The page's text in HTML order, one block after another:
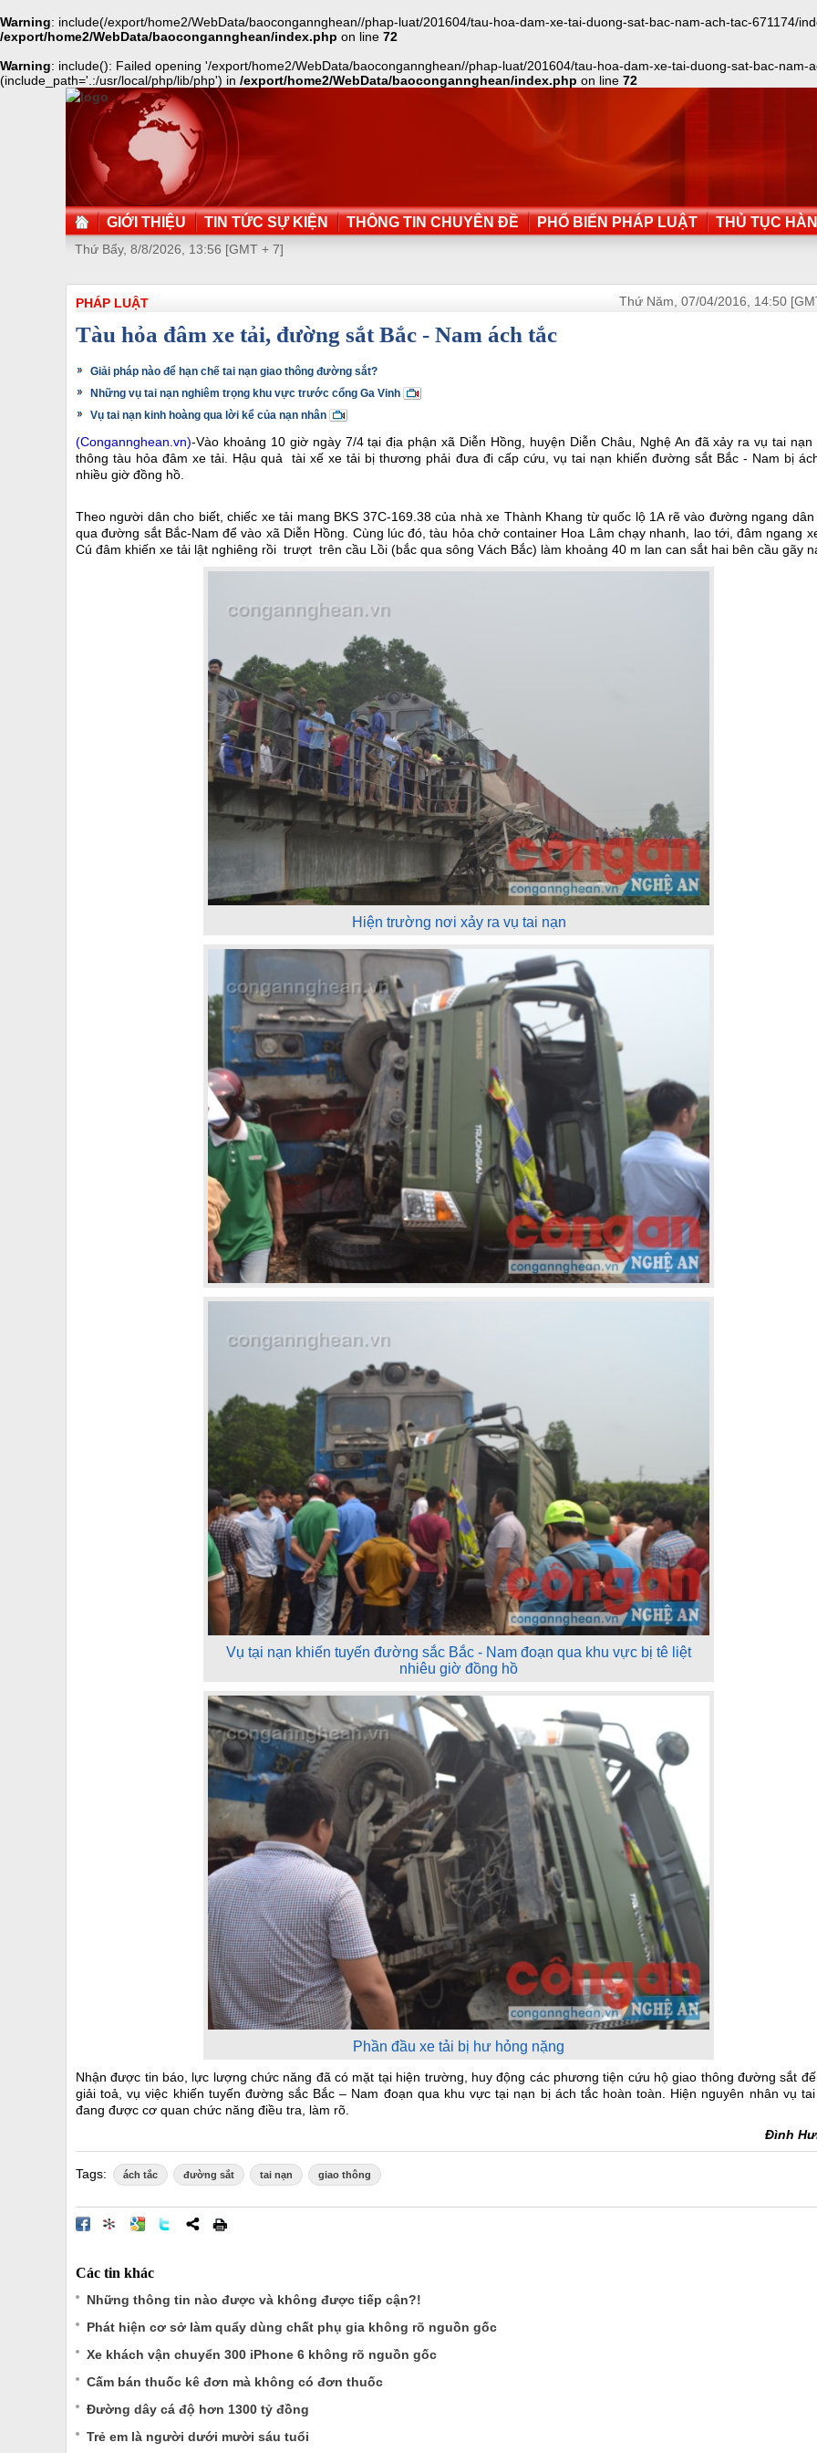
Warning: include(/export/home2/WebData/baocongannghean//phap-luat/201604/tau-hoa-dam-xe-tai-duong-sat-bac-nam-ach-tac-671174/
/export/home2/WebData/baocongannghean/index.php on line 72
Warning: include(): Failed opening '/export/home2/WebData/baocongannghean//phap-luat/201604/tau-hoa-dam-xe-tai-duong-sat-bac-nam-
(include_path='.:/usr/local/php/lib/php') in /export/home2/WebData/baocongannghean/index.php on line 72
GIỚI THIỆU TIN TỨC SỰ KIỆN THÔNG TIN CHUYÊN ĐỀ PHỔ BIẾN PHÁP LUẬT THỦ TỤC
Thứ Bẩy, 8/8/2026, 13:56 [GMT + 7]
PHÁP LUẬT Thứ Năm, 07/04/2016, 14:50
Tàu hỏa đâm xe tải, đường sắt Bắc - Nam ách tắc
Giải pháp nào để hạn chế tai nạn giao thông đường sắt?
Những vụ tai nạn nghiêm trọng khu vực trước cổng Ga Vinh
Vụ tai nạn kinh hoàng qua lời kể của nạn nhân
(Congannghean.vn)-Vào khoảng 10 giờ ngày 7/4 tại địa phận xã Diễn Hồng, huyện Diễn Châu, Nghệ An đã xảy ra vụ tai nạn
thông tàu hỏa đâm xe tải. Hậu quả tài xế xe tải bị thương phải đưa đi cấp cứu, vụ tai nạn khiến đường sắt Bắc - Nam bị
nhiều giờ đồng hồ.
Theo người dân cho biết, chiếc xe tải mang BKS 37C-169.38 của nhà xe Thành Khang từ quốc lộ 1A rẽ vào đường ngang dân
qua đường sắt Bắc-Nam để vào xã Diễn Hồng. Cùng lúc đó, tàu hỏa chở container Hoa Lâm chạy nhanh, lao tới, đâm ngang
Cú đâm khiến xe tải lật nghiêng rồi trượt trên cầu Lồi (bắc qua sông Vách Bắc) làm khoảng 40 m lan can sắt hai bên cầu gãy
Hiện trường nơi xảy ra vụ tai nạn
Vụ tại nạn khiến tuyến đường sắc Bắc - Nam đoạn qua khu vực bị tê liệt
nhiêu giờ đồng hồ
Phần đầu xe tải bị hư hỏng nặng
Nhận được tin báo, lực lượng chức năng đã có mặt tại hiện trường, huy động các phương tiện cứu hộ giao thông đường sắt
giải toả, vụ việc khiến tuyến đường sắc Bắc – Nam đoạn qua khu vực tại nạn bị ách tắc hoàn toàn. Hiện nguyên nhân vụ tai
đang được cơ quan chức năng điều tra, làm rõ.
Đình
Tags: ách tắc đường sắt tai nạn giao thông
Các tin khác
Những thông tin nào được và không được tiếp cận?!
Phát hiện cơ sở làm quẩy dùng chất phụ gia không rõ nguồn gốc
Xe khách vận chuyển 300 iPhone 6 không rõ nguồn gốc
Cấm bán thuốc kê đơn mà không có đơn thuốc
Đường dây cá độ hơn 1300 tỷ đồng
Trẻ em là người dưới mười sáu tuổi